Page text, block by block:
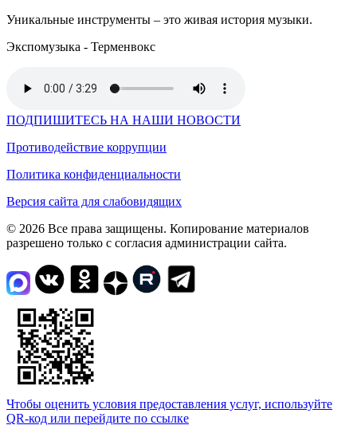
Уникальные инструменты – это живая история музыки.
Экспомузыка - Терменвокс
ПОДПИШИТЕСЬ НА НАШИ НОВОСТИ
Противодействие коррупции
Политика конфиденциальности
Версия сайта для слабовидящих
© 2026 Все права защищены. Копирование материалов
разрешено только с согласия администрации сайта.
Чтобы оценить условия предоставления услуг, используйте
QR-код или перейдите по ссылке